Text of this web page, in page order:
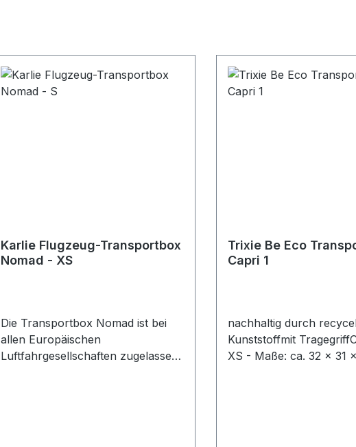
Karlie Flugzeug-Transportbox
Nomad - XS
Die Transportbox Nomad ist bei
allen Europäischen
Luftfahrgesellschaften zugelassen
Trixie Be Eco
Capri 1
nachhaltig durch
Kunststoffmit
XS - Maße: ca. 32 × 31